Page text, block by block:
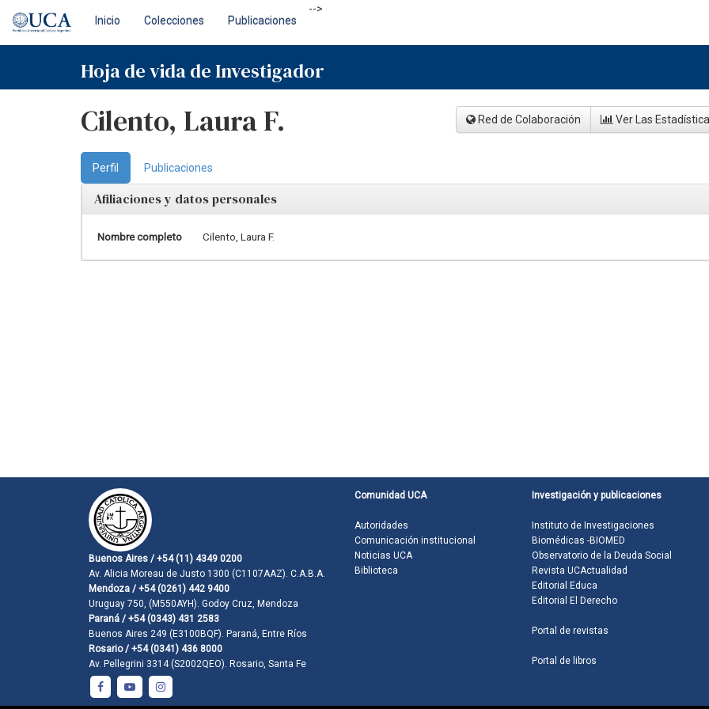
navigation
Inicio Colecciones Publicaciones
-->
Hoja de vida de Investigador
Cilento, Laura F. Red de Colaboración Ver Las
Perfil Publicaciones
Afiliaciones y datos personales
Nombre completo Cilento, Laura F.
Buenos Aires / +54 (11) 4349 0200
Av. Alicia Moreau de Justo 1300 (C1107AAZ). C.A.B.A.
Mendoza / +54 (0261) 442 9400
Uruguay 750, (M550AYH). Godoy Cruz, Mendoza
Paraná / +54 (0343) 431 2583
Buenos Aires 249 (E3100BQF). Paraná, Entre Ríos
Rosario / +54 (0341) 436 8000
Av. Pellegrini 3314 (S2002QEO). Rosario, Santa Fe
Comunidad UCA
Autoridades
Comunicación institucional
Noticias UCA
Biblioteca
Investigación y publicaciones
Instituto de Investigaciones
Biomédicas -BIOMED
Observatorio de la Deuda Social
Revista UCActualidad
Editorial Educa
Editorial El Derecho
Portal de revistas
Portal de libros